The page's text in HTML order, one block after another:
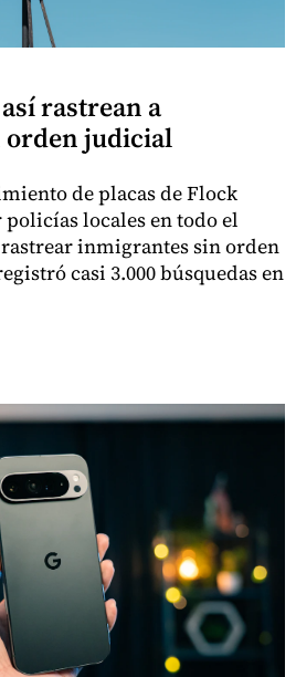
rastrean a
judicial
de placas de Flock
policías locales en todo el
inmigrantes sin orden
casi 3.000 búsquedas en